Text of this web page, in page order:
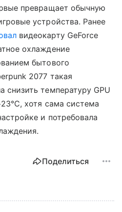
превращает обычную
устройства. Ранее
видеокарту GeForce
охлаждение
бытового
2077 такая
снизить температуру GPU
хотя сама система
и потребовала
Поделиться